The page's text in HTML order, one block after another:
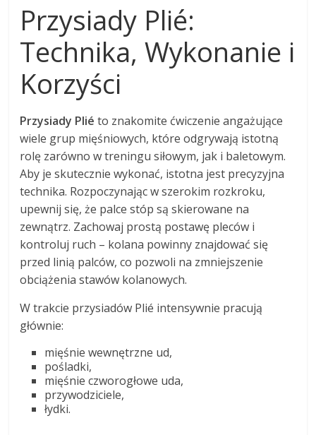
Przysiady Plié:
Technika, Wykonanie i
Korzyści
Przysiady Plié to znakomite ćwiczenie angażujące
wiele grup mięśniowych, które odgrywają istotną
rolę zarówno w treningu siłowym, jak i baletowym.
Aby je skutecznie wykonać, istotna jest precyzyjna
technika. Rozpoczynając w szerokim rozkroku,
upewnij się, że palce stóp są skierowane na
zewnątrz. Zachowaj prostą postawę pleców i
kontroluj ruch – kolana powinny znajdować się
przed linią palców, co pozwoli na zmniejszenie
obciążenia stawów kolanowych.
W trakcie przysiadów Plié intensywnie pracują
głównie:
mięśnie wewnętrzne ud,
pośladki,
mięśnie czworogłowe uda,
przywodziciele,
łydki.